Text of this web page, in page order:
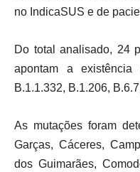
no IndicaSUS e de
Do total analisado, 24
apontam a existência
B.1.1.332, B.1.206,
As mutações foram
Garças, Cáceres,
dos Guimarães,